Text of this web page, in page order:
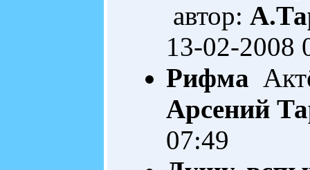
автор:
13-02-2008
Рифма
Арсений
07:49